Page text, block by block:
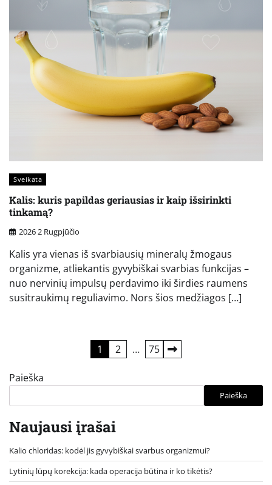
Sveikata
Kalis: kuris papildas geriausias ir kaip išsirinkti
tinkamą?
2026 2 Rugpjūčio
Kalis yra vienas iš svarbiausių mineralų žmogaus
organizme, atliekantis gyvybiškai svarbias funkcijas –
nuo nervinių impulsų perdavimo iki širdies raumens
susitraukimų reguliavimo. Nors šios medžiagos […]
puslapiavimas
1 2 … 75
Paieška
Paieška
Naujausi įrašai
Kalio chloridas: kodėl jis gyvybiškai svarbus organizmui?
Lytinių lūpų korekcija: kada operacija būtina ir ko tikėtis?